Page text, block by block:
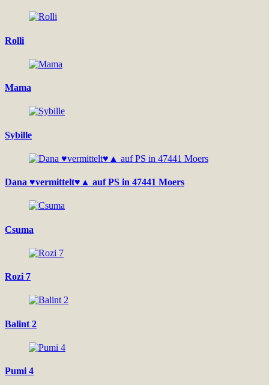
Rolli
Mama
Sybille
Dana ♥vermittelt♥▲ auf PS in 47441 Moers
Csuma
Rozi 7
Balint 2
Pumi 4